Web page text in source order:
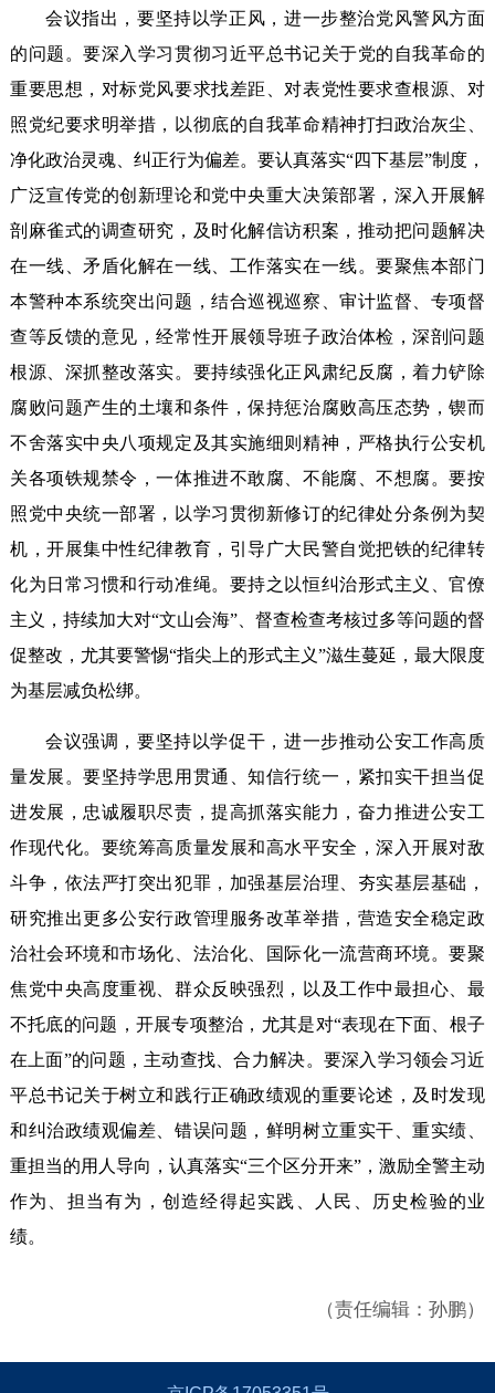
会议指出，要坚持以学正风，进一步整治党风警风方面
的问题。要深入学习贯彻习近平总书记关于党的自我革命的
重要思想，对标党风要求找差距、对表党性要求查根源、对
照党纪要求明举措，以彻底的自我革命精神打扫政治灰尘、
净化政治灵魂、纠正行为偏差。要认真落实“四下基层”制度，
广泛宣传党的创新理论和党中央重大决策部署，深入开展解
剖麻雀式的调查研究，及时化解信访积案，推动把问题解决
在一线、矛盾化解在一线、工作落实在一线。要聚焦本部门
本警种本系统突出问题，结合巡视巡察、审计监督、专项督
查等反馈的意见，经常性开展领导班子政治体检，深剖问题
根源、深抓整改落实。要持续强化正风肃纪反腐，着力铲除
腐败问题产生的土壤和条件，保持惩治腐败高压态势，锲而
不舍落实中央八项规定及其实施细则精神，严格执行公安机
关各项铁规禁令，一体推进不敢腐、不能腐、不想腐。要按
照党中央统一部署，以学习贯彻新修订的纪律处分条例为契
机，开展集中性纪律教育，引导广大民警自觉把铁的纪律转
化为日常习惯和行动准绳。要持之以恒纠治形式主义、官僚
主义，持续加大对“文山会海”、督查检查考核过多等问题的督
促整改，尤其要警惕“指尖上的形式主义”滋生蔓延，最大限度
为基层减负松绑。
会议强调，要坚持以学促干，进一步推动公安工作高质
量发展。要坚持学思用贯通、知信行统一，紧扣实干担当促
进发展，忠诚履职尽责，提高抓落实能力，奋力推进公安工
作现代化。要统筹高质量发展和高水平安全，深入开展对敌
斗争，依法严打突出犯罪，加强基层治理、夯实基层基础，
研究推出更多公安行政管理服务改革举措，营造安全稳定政
治社会环境和市场化、法治化、国际化一流营商环境。要聚
焦党中央高度重视、群众反映强烈，以及工作中最担心、最
不托底的问题，开展专项整治，尤其是对“表现在下面、根子
在上面”的问题，主动查找、合力解决。要深入学习领会习近
平总书记关于树立和践行正确政绩观的重要论述，及时发现
和纠治政绩观偏差、错误问题，鲜明树立重实干、重实绩、
重担当的用人导向，认真落实“三个区分开来”，激励全警主动
作为、担当有为，创造经得起实践、人民、历史检验的业
绩。
（责任编辑：孙鹏）